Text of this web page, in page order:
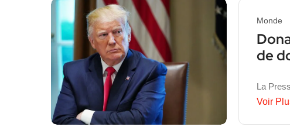
Monde
de
La
Voir